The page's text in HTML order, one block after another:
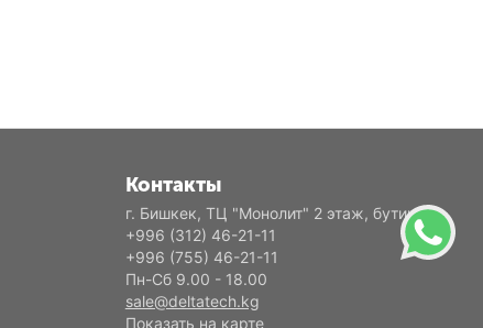
Контакты
г. Бишкек, ТЦ "Монолит" 2 этаж, бутик Е2
+996 (312) 46-21-11
+996 (755) 46-21-11
Пн-Сб 9.00 - 18.00
sale@deltatech.kg
Показать на карте